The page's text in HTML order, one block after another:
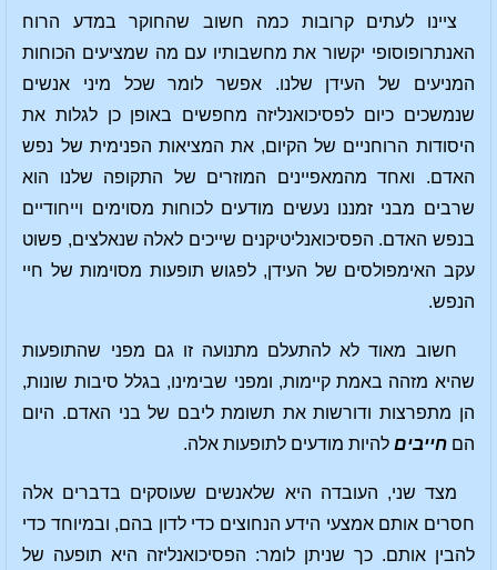
ציינו לעתים קרובות כמה חשוב שהחוקר במדע הרוח
האנתרופוסופי יקשור את מחשבותיו עם מה שמציעים הכוחות
המניעים של העידן שלנו. אפשר לומר שכל מיני אנשים
שנמשכים כיום לפסיכואנליזה מחפשים באופן כן לגלות את
היסודות הרוחניים של הקיום, את המציאות הפנימית של נפש
האדם. ואחד מהמאפיינים המוזרים של התקופה שלנו הוא
שרבים מבני זמננו נעשים מודעים לכוחות מסוימים וייחודיים
בנפש האדם. הפסיכואנליטיקנים שייכים לאלה שנאלצים, פשוט
עקב האימפולסים של העידן, לפגוש תופעות מסוימות של חיי
הנפש.
חשוב מאוד לא להתעלם מתנועה זו גם מפני שהתופעות
שהיא מזהה באמת קיימות, ומפני שבימינו, בגלל סיבות שונות,
הן מתפרצות ודורשות את תשומת ליבם של בני האדם. היום
הםחייבים להיות מודעים לתופעות אלה.
מצד שני, העובדה היא שלאנשים שעוסקים בדברים אלה
חסרים אותם אמצעי הידע הנחוצים כדי לדון בהם, ובמיוחד כדי
להבין אותם. כך שניתן לומר: הפסיכואנליזה היא תופעה של